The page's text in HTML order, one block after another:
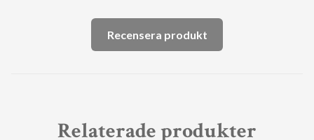
Recensera produkt
Relaterade produkter